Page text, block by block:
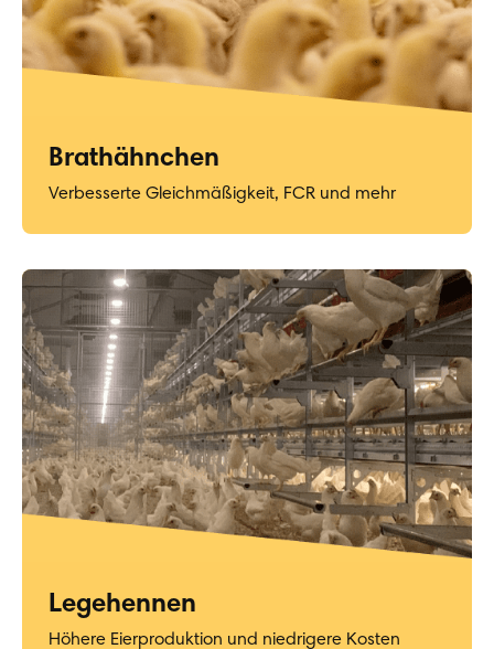
Brathähnchen
Verbesserte Gleichmäßigkeit, FCR und mehr
Legehennen
Höhere Eierproduktion und niedrigere Kosten